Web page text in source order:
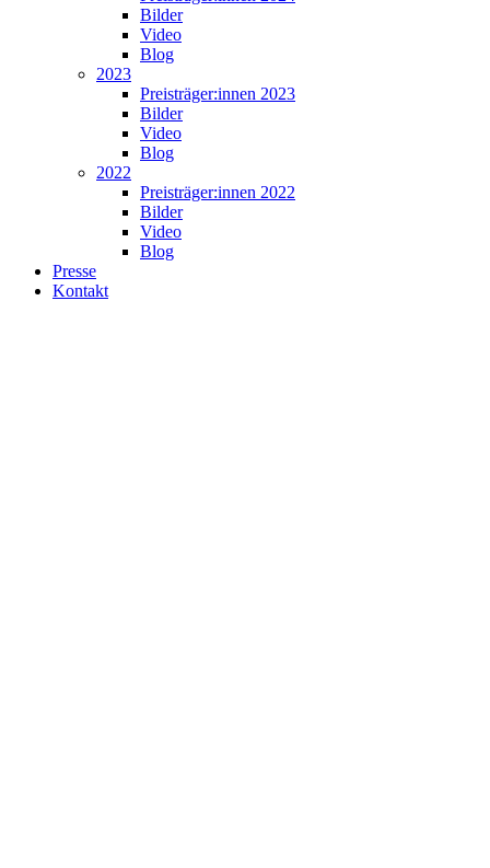
Bilder
Video
Blog
2023
Preisträger:innen 2023
Bilder
Video
Blog
2022
Preisträger:innen 2022
Bilder
Video
Blog
Presse
Kontakt